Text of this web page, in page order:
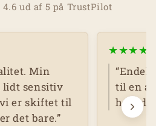
ud af 5 på TrustPilot
Min
lidt sensitiv
er skiftet til
det bare.”
★★★★
til en
hele